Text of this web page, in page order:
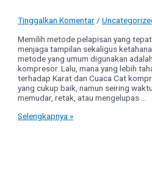
Tinggalkan Komentar /
Memilih metode pelapisan yang
menjaga tampilan sekaligus
metode yang umum digunakan
kompresor. Lalu, mana yang lebih
terhadap Karat dan Cuaca Cat
yang cukup baik, namun seiring
memudar, retak, atau mengelupas …
Powder
Selengkapnya »